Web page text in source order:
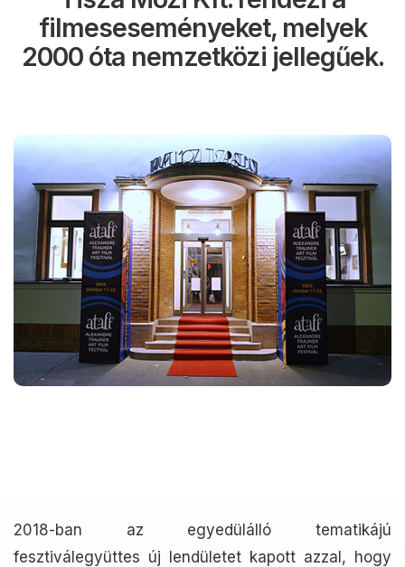
filmeseseményeket, melyek
2000 óta nemzetközi jellegűek.
2018-ban az egyedülálló tematikájú
fesztiválegyüttes új lendületet kapott azzal, hogy